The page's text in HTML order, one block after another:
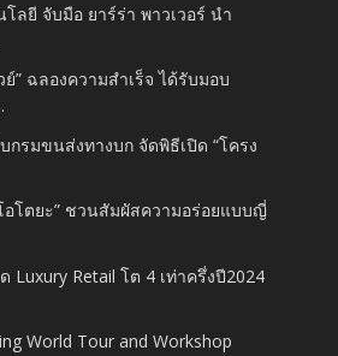
โลยี จับมือ ยาร์ร่า พาวเวอร์ นำ
ย์” ฉลองความสำเร็จ ได้รับมอบ
กรมขนส่งทางบก จัดพิธีเปิด “โครง
อโตยะ” ชวนสัมผัสความอร่อยแบบญี่
Luxury Retail โต 4 เท่าครึ่งปี2024
World Tour and Workshop